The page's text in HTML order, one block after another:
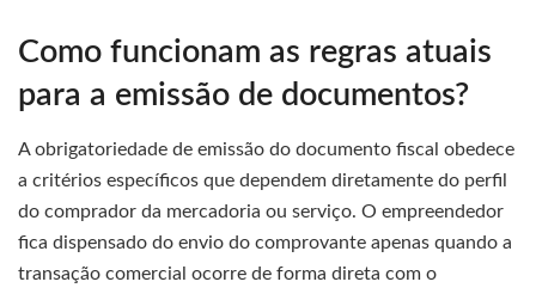
Como funcionam as regras atuais
para a emissão de documentos?
A obrigatoriedade de emissão do documento fiscal obedece
a critérios específicos que dependem diretamente do perfil
do comprador da mercadoria ou serviço. O empreendedor
fica dispensado do envio do comprovante apenas quando a
transação comercial ocorre de forma direta com o